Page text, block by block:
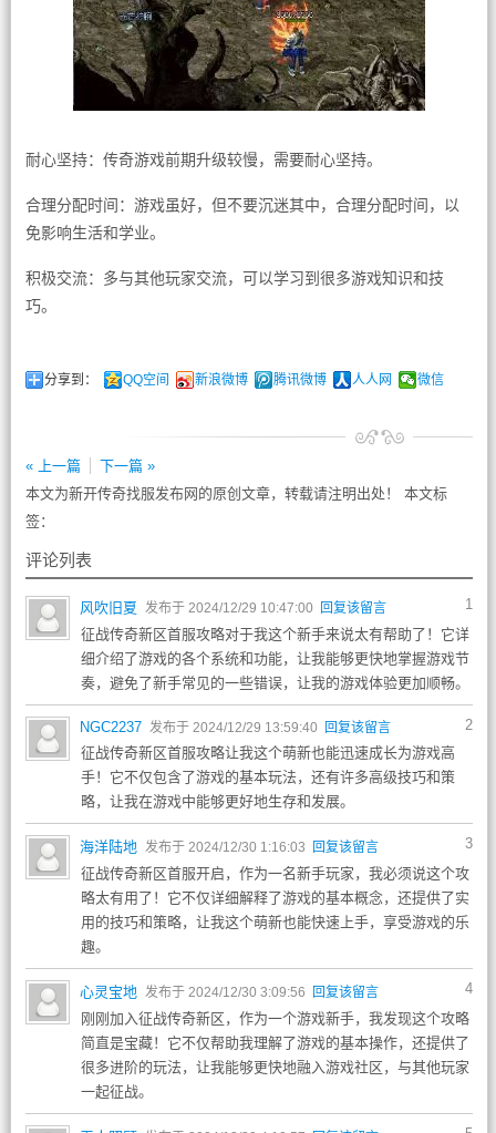
耐心坚持：传奇游戏前期升级较慢，需要耐心坚持。
合理分配时间：游戏虽好，但不要沉迷其中，合理分配时间，以
免影响生活和学业。
积极交流：多与其他玩家交流，可以学习到很多游戏知识和技
巧。
分享到： QQ空间 新浪微博 腾讯微博 人人网 微信
« 上一篇
下一篇 »
本文为新开传奇找服发布网的原创文章，转载请注明出处！ 本文标
签：
评论列表
1
风吹旧夏 发布于 2024/12/29 10:47:00 回复该留言
征战传奇新区首服攻略对于我这个新手来说太有帮助了！它详
细介绍了游戏的各个系统和功能，让我能够更快地掌握游戏节
奏，避免了新手常见的一些错误，让我的游戏体验更加顺畅。
2
NGC2237 发布于 2024/12/29 13:59:40 回复该留言
征战传奇新区首服攻略让我这个萌新也能迅速成长为游戏高
手！它不仅包含了游戏的基本玩法，还有许多高级技巧和策
略，让我在游戏中能够更好地生存和发展。
3
海洋陆地 发布于 2024/12/30 1:16:03 回复该留言
征战传奇新区首服开启，作为一名新手玩家，我必须说这个攻
略太有用了！它不仅详细解释了游戏的基本概念，还提供了实
用的技巧和策略，让我这个萌新也能快速上手，享受游戏的乐
趣。
4
心灵宝地 发布于 2024/12/30 3:09:56 回复该留言
刚刚加入征战传奇新区，作为一个游戏新手，我发现这个攻略
简直是宝藏！它不仅帮助我理解了游戏的基本操作，还提供了
很多进阶的玩法，让我能够更快地融入游戏社区，与其他玩家
一起征战。